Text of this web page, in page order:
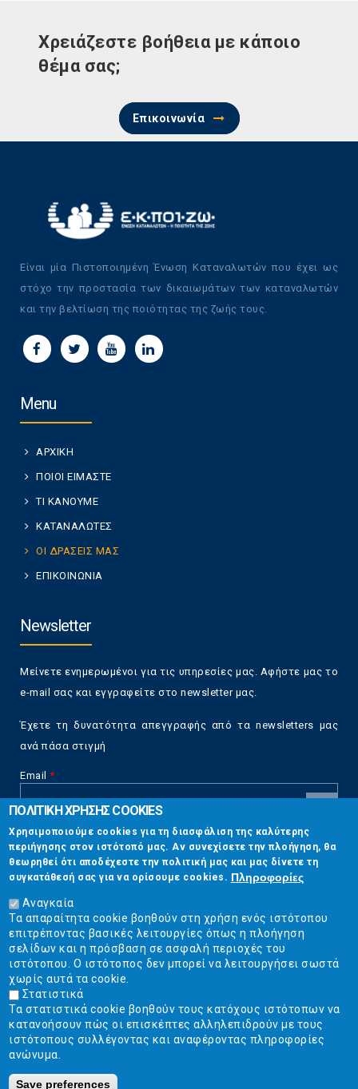
Χρειάζεστε βοήθεια με κάποιο
θέμα σας;
Επικοινωνία
Είναι μία Πιστοποιημένη Ένωση Καταναλωτών που έχει ως
στόχο την προστασία των δικαιωμάτων των καταναλωτών
και την βελτίωση της ποιότητας της ζωής τους.
Menu
ΑΡΧΙΚΗ
ΠΟΙΟΙ ΕΙΜΑΣΤΕ
ΤΙ ΚΑΝΟΥΜΕ
ΚΑΤΑΝΑΛΩΤΕΣ
ΟΙ ΔΡΑΣΕΙΣ ΜΑΣ
ΕΠΙΚΟΙΝΩΝΙΑ
Newsletter
Μείνετε ενημερωμένοι για τις υπηρεσίες μας. Αφήστε μας το
e-mail σας και εγγραφείτε στο newsletter μας.
Έχετε τη δυνατότητα απεγγραφής από τα newsletters μας
ανά πάσα στιγμή
Email *
CAPTCHA
This
question is
for testing
whether or
not you are a
human visitor
and to
prevent
automated
spam
submissions.
5+2
Επικοινωνία
Στουρνάρη 17, Αθήνα 10683
2103304444
info@ekpizo.gr
www.ekpizo.gr
Δευ - Πεμ:10:00 πμ - 2:00 μμ
Σάβ - Κυρ: Κλειστά
ΠΟΛΙΤΙΚΗ ΧΡΗΣΗΣ COOKIES
Χρησιμοποιούμε cookies για τη διασφάλιση της καλύτερης
περιήγησης στον ιστότοπό μας. Αν συνεχίσετε την πλοήγηση, θα
θεωρηθεί ότι αποδέχεστε την πολιτική μας και μας δίνετε τη
συγκατάθεσή σας για να ορίσουμε cookies. Πληροφορίες
Αναγκαία
Τα απαραίτητα cookie βοηθούν στη χρήση ενός ιστότοπου
επιτρέποντας βασικές λειτουργίες όπως η πλοήγηση
σελίδων και η πρόσβαση σε ασφαλή περιοχές του
ιστότοπου. Ο ιστότοπος δεν μπορεί να λειτουργήσει σωστά
χωρίς αυτά τα cookie.
Στατιστικά
Τα στατιστικά cookie βοηθούν τους κατόχους ιστότοπων να
κατανοήσουν πώς οι επισκέπτες αλληλεπιδρούν με τους
ιστότοπους συλλέγοντας και αναφέροντας πληροφορίες
ανώνυμα.
Save preferences